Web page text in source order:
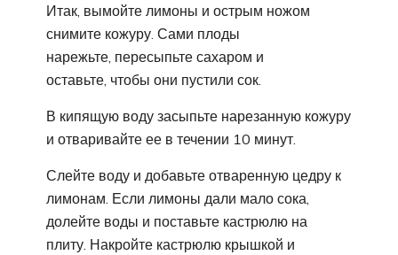
Итак, вымойте лимоны и острым ножом
снимите кожуру. Сами плоды
нарежьте, пересыпьте сахаром и
оставьте, чтобы они пустили сок.
В кипящую воду засыпьте нарезанную кожуру
и отваривайте ее в течении 10 минут.
Слейте воду и добавьте отваренную цедру к
лимонам. Если лимоны дали мало сока,
долейте воды и поставьте кастрюлю на
плиту. Накройте кастрюлю крышкой и